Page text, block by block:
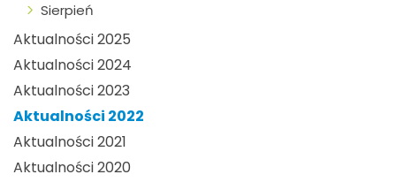
Sierpień
Aktualności 2025
Aktualności 2024
Aktualności 2023
Aktualności 2022
Aktualności 2021
Aktualności 2020